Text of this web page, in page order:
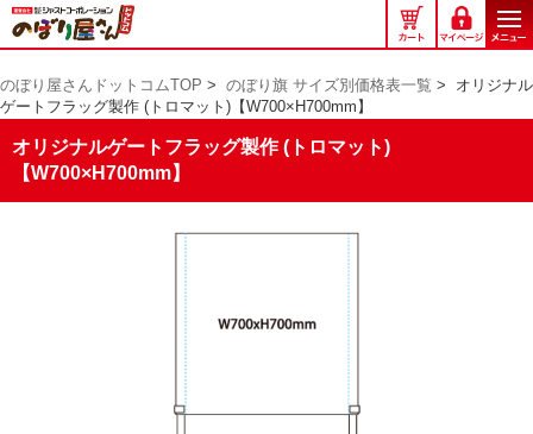
の
ぼ
屋
さ
ん
のぼり屋さんドットコムTOP > のぼり旗 サイズ別価格表一覧 > オリジナル
ゲートフラッグ製作 (トロマット)【W700×H700mm】
オリジナルゲートフラッグ製作 (トロマット)
【W700×H700mm】